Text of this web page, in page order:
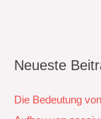
Neueste
Die Bedeutung